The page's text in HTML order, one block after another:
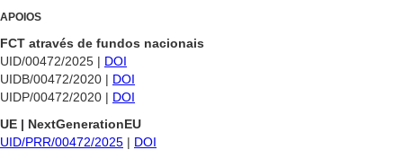
APOIOS
FCT através de fundos nacionais
UID/00472/2025 | DOI
UIDB/00472/2020 | DOI
UIDP/00472/2020 | DOI
UE | NextGenerationEU
UID/PRR/00472/2025 | DOI